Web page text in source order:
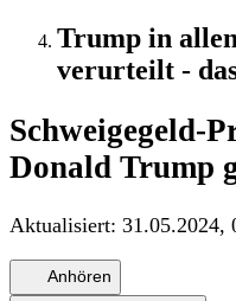
Trump in
verurteilt -
Schweigegeld-
Donald Trump
Aktualisiert: 31.05.2024,
Anhören